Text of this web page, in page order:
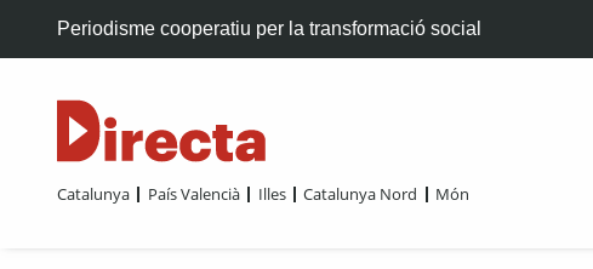
Periodisme cooperatiu per la transformació social
Catalunya País Valencià Illes Catalunya Nord Món